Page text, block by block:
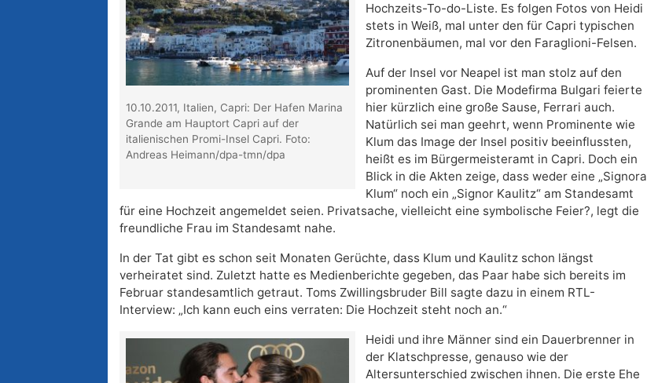
10.10.2011, Italien, Capri: Der Hafen Marina
Grande am Hauptort Capri auf der
italienischen Promi-Insel Capri. Foto:
Andreas Heimann/dpa-tmn/dpa
Hochzeits-To-do-Liste. Es folgen Fotos von Heidi
stets in Weiß, mal unter den für Capri typischen
Zitronenbäumen, mal vor den Faraglioni-Felsen.
Auf der Insel vor Neapel ist man stolz auf den
prominenten Gast. Die Modefirma Bulgari feierte
hier kürzlich eine große Sause, Ferrari auch.
Natürlich sei man geehrt, wenn Prominente wie
Klum das Image der Insel positiv beeinflussten,
heißt es im Bürgermeisteramt in Capri. Doch ein
Blick in die Akten zeige, dass weder eine „Signora
Klum“ noch ein „Signor Kaulitz“ am Standesamt
für eine Hochzeit angemeldet seien. Privatsache, vielleicht eine symbolische Feier?, legt die
freundliche Frau im Standesamt nahe.
In der Tat gibt es schon seit Monaten Gerüchte, dass Klum und Kaulitz schon längst
verheiratet sind. Zuletzt hatte es Medienberichte gegeben, das Paar habe sich bereits im
Februar standesamtlich getraut. Toms Zwillingsbruder Bill sagte dazu in einem RTL-
Interview: „Ich kann euch eins verraten: Die Hochzeit steht noch an.“
Heidi und ihre Männer sind ein Dauerbrenner in
der Klatschpresse, genauso wie der
Altersunterschied zwischen ihnen. Die erste Ehe